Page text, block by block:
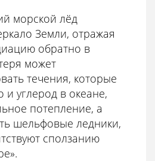
морской лёд
Земли, отражая
обратно в
может
течения, которые
и углерод в океане,
потепление, а
шельфовые ледники,
сползанию